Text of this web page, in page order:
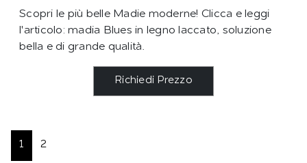
Scopri le più belle Madie moderne! Clicca e leggi
l'articolo: madia Blues in legno laccato, soluzione
bella e di grande qualità.
Richiedi Prezzo
1 2